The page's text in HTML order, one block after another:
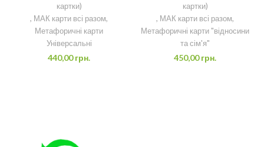
картки)
, МАК карти всі разом,
Метафоричні карти
Універсальні
440,00грн.
картки)
, МАК карти всі разом,
Метафоричні карти "відносини
та сім'я"
450,00грн.